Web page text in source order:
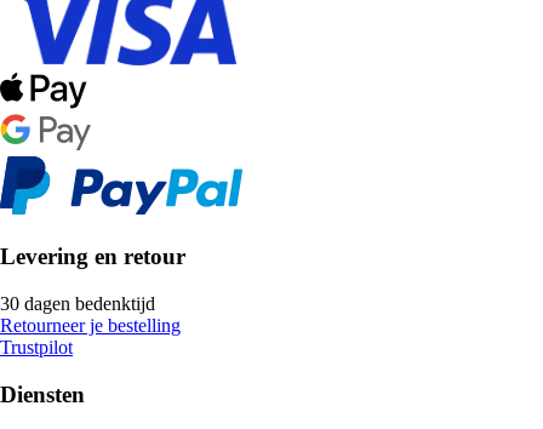
Levering en retour
30 dagen bedenktijd
Retourneer je bestelling
Trustpilot
Diensten